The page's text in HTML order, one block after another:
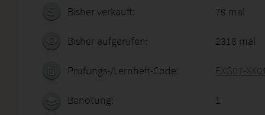
Bisher verkauft:
79 mal
Bisher aufgerufen: 2318 mal
Prüfungs-/Lernheft-Code: EXG07-
Benotung: 1